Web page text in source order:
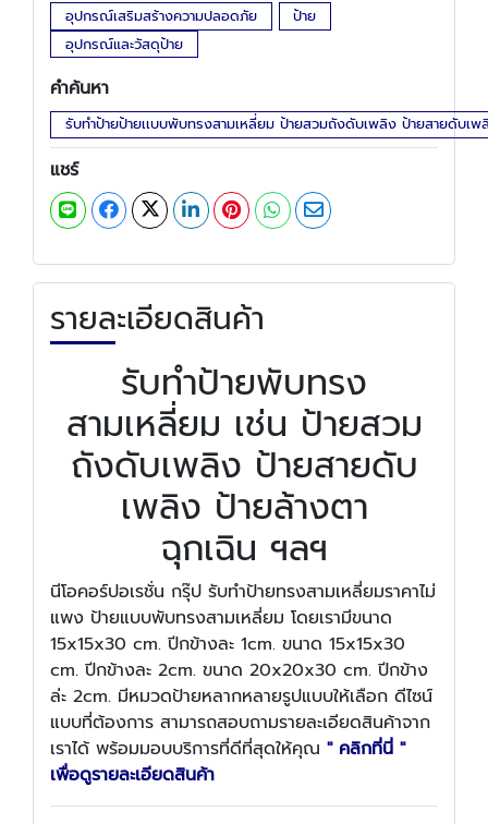
อุปกรณ์เสริมสร้างความปลอดภัย
ป้าย
อุปกรณ์และวัสดุป้าย
คำค้นหา
รับทำป้ายป้ายเเบบพับทรงสามเหลี่ยม ป้ายสวมถังดับเพลิง ป้ายสายดับเพ
แชร์
รายละเอียดสินค้า
รับทำป้ายพับทรง
สามเหลี่ยม เช่น ป้ายสวม
ถังดับเพลิง ป้ายสายดับ
เพลิง ป้ายล้างตา
ฉุกเฉิน ฯลฯ
นีโอคอร์ปอเรชั่น กรุ๊ป รับทำป้ายทรงสามเหลี่ยมราคาไม่
แพง ป้ายแบบพับทรงสามเหลี่ยม โดยเรามีขนาด
15x15x30 cm. ปีกข้างละ 1cm. ขนาด 15x15x30
cm. ปีกข้างละ 2cm. ขนาด 20x20x30 cm. ปีกข้าง
ล่ะ 2cm. มีหมวดป้ายหลากหลายรูปแบบให้เลือก ดีไซน์
แบบที่ต้องการ สามารถสอบถามรายละเอียดสินค้าจาก
เราได้ พร้อมมอบบริการที่ดีที่สุดให้คุณ " คลิกที่นี่ "
เพื่อดูรายละเอียดสินค้า